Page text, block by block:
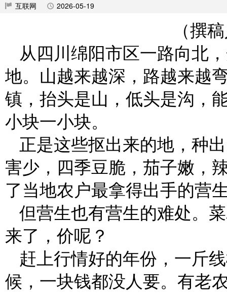
互联网 2026-05-19
（撰
从四川绵阳市区一路向北
地。山越来越深，路越来越
镇，抬头是山，低头是沟，
小块一小块。
正是这些抠出来的地，种
害少，四季豆脆，茄子嫩，
了当地农户最拿得出手的营
但营生也有营生的难处。
来了，价呢？
赶上行情好的年份，一斤
候，一块钱都没人要。有老